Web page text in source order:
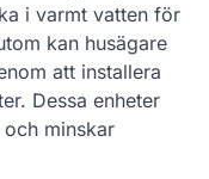
i varmt vatten för
kan husägare
att installera
Dessa enheter
minskar